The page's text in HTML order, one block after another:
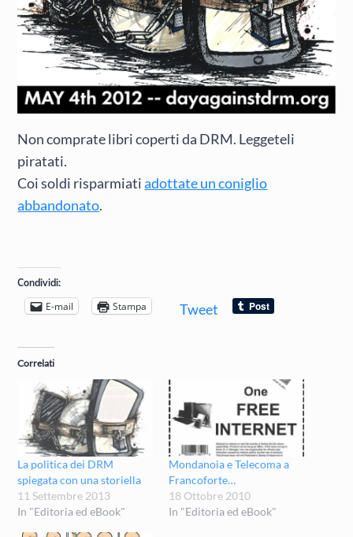
Non comprate libri coperti da DRM. Leggeteli
piratati.
Coi soldi risparmiatiadottate un coniglio
abbandonato.
Condividi:
E-mail Stampa Tweet
Correlati
La politica dei DRM
spiegata con una storiella
11 Settembre 2013
In "Editoria ed eBook"
Mondanoia e Telecoma a
Francoforte…
18 Ottobre 2010
In "Editoria ed eBook"